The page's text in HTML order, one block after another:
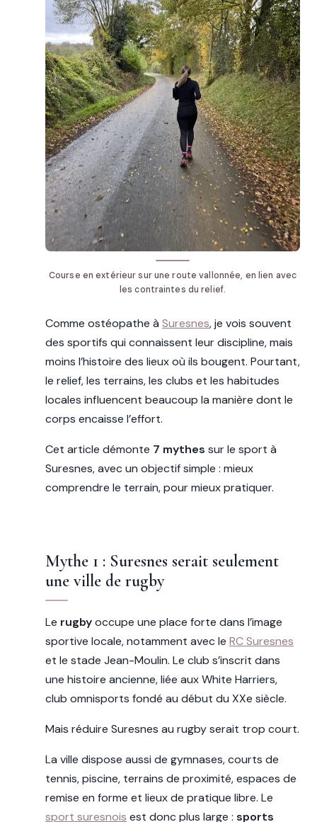
Course en extérieur sur une route vallonnée, en lien avec
les contraintes du relief.
Comme ostéopathe à Suresnes, je vois souvent
des sportifs qui connaissent leur discipline, mais
moins l’histoire des lieux où ils bougent. Pourtant,
le relief, les terrains, les clubs et les habitudes
locales influencent beaucoup la manière dont le
corps encaisse l’effort.
Cet article démonte 7 mythes sur le sport à
Suresnes, avec un objectif simple : mieux
comprendre le terrain, pour mieux pratiquer.
Mythe 1 : Suresnes serait seulement
une ville de rugby
Le rugbyoccupe une place forte dans l’image
sportive locale, notamment avec le RC Suresnes
et le stade Jean-Moulin. Le club s’inscrit dans
une histoire ancienne, liée aux White Harriers,
club omnisports fondé au début du XXe siècle.
Mais réduire Suresnes au rugby serait trop court.
La ville dispose aussi de gymnases, courts de
tennis, piscine, terrains de proximité, espaces de
remise en forme et lieux de pratique libre. Le
sport suresnois est donc plus large : sports